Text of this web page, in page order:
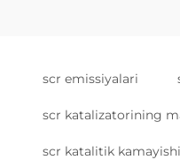
scr emissiyalari
scr katalizatorining
scr katalitik kamayishi